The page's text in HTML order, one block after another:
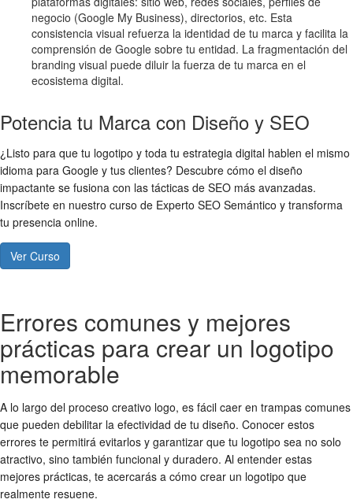
negocio (Google My Business), directorios, etc. Esta
consistencia visual refuerza la identidad de tu marca y facilita la
comprensión de Google sobre tu entidad. La fragmentación del
branding visual puede diluir la fuerza de tu marca en el
ecosistema digital.
Potencia tu Marca con Diseño y SEO
¿Listo para que tu logotipo y toda tu estrategia digital hablen el mismo
idioma para Google y tus clientes? Descubre cómo el diseño
impactante se fusiona con las tácticas de SEO más avanzadas.
Inscríbete en nuestro curso de Experto SEO Semántico y transforma
tu presencia online.
Ver Curso
Errores comunes y mejores
prácticas para crear un logotipo
memorable
A lo largo del proceso creativo logo, es fácil caer en trampas comunes
que pueden debilitar la efectividad de tu diseño. Conocer estos
errores te permitirá evitarlos y garantizar que tu logotipo sea no solo
atractivo, sino también funcional y duradero. Al entender estas
mejores prácticas, te acercarás a cómo crear un logotipo que
realmente resuene.